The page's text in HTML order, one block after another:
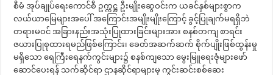
စီမံ အုပ်ချုပ်ရေးကောင်စီ ဥက္ကဋ္ဌ ဦးမျိုးဆွေဝင်းက ယခင်နှစ်များစွာက
လယ်ယာမြေများအပေါ် အကြောင်းအမျိုးမျိုးကြောင့် ခွင့်ပြုချက်မရရှိဘဲ
တရားမဝင် အခြားနည်းအသုံးပြုထားခြင်းများအား စနစ်တကျ စာရင်း
ဇယားပြုစုထားရမည်ဖြစ်ကြောင်း၊ ခေတ်အဆက်ဆက် စိုက်ပျိုးဖြစ်ထွန်းမှု
မရှိသော ရေကြီးရေနက်ကွင်းများ၌ စနစ်ကျသော မွေးမြူရေးဇုံများဖော်
ဆောင်ပေးရန် သက်ဆိုင်ရာ ဌာနဆိုင်ရာများမှ ကွင်းဆင်းစစ်ဆေး